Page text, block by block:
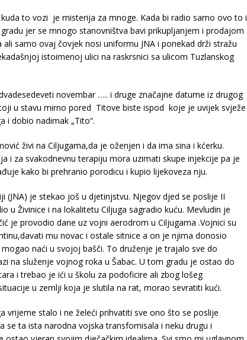
to vozi je misterija za mnoge. Kada bi radio samo ovo to i
jer se mnogo stanovništva bavi prikupljanjem i prodajom
ali samo ovaj čovjek nosi uniformu JNA i ponekad drži stražu
istoimenoj ulici na raskrsnici sa ulicom Tuzlanskog
novembar ….. i druge značajne datume iz drugog
u stavu mirno pored Titove biste ispod koje je uvijek svježe
i dobio nadimak „Tito“.
živi na Ciljugama,da je oženjen i da ima sina i kćerku.
i za svakodnevnu terapiju mora uzimati skupe injekcije pa je
kako bi prehranio porodicu i kupio lijekoveza nju.
(JNA) je stekao još u djetinjstvu. Njegov djed se poslije II
u Živinice i na lokalitetu Ciljuga sagradio kuću. Mevludin je
je provodio dane uz vojni aerodrom u Ciljugama .Vojnici su
mu novac i ostale sitnice a on je njima donosio
naći u svojoj bašči. To druženje je trajalo sve do
na služenje vojnog roka u Šabac. U tom gradu je ostao do
i trebao je ići u školu za podoficire ali zbog lošeg
u zemlji koja je slutila na rat, morao sevratiti kući.
vrijeme stalo i ne želeći prihvatiti sve ono što se poslije
se ta ista narodna vojska transfomisala i neku drugu i